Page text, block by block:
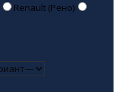
Renault (Рено)